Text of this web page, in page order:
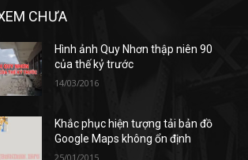
CHƯA
Hình ảnh Quy Nhơn thập niên 90
của thế kỷ trước
14/03/2016
Khắc phục hiện tượng tải bản đồ
Google Maps không ổn định
25/01/2015